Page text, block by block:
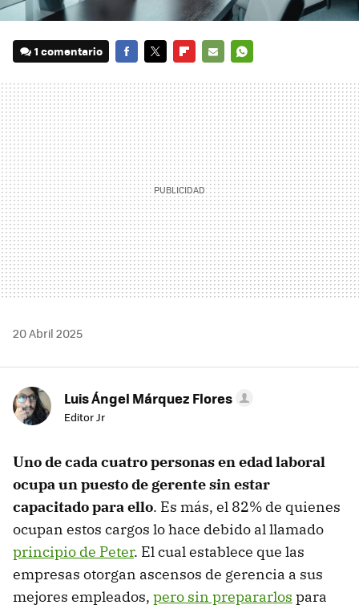
1 comentario
MAIL
20 Abril 2025
Luis Ángel Márquez Flores
Editor Jr
Uno de cada cuatro personas en edad laboral
ocupa un puesto de gerente sin estar
capacitado para ello. Es más, el 82% de quienes
ocupan estos cargos lo hace debido al llamado
principio de Peter. El cual establece que las
empresas otorgan ascensos de gerencia a sus
mejores empleados, pero sin prepararlos para